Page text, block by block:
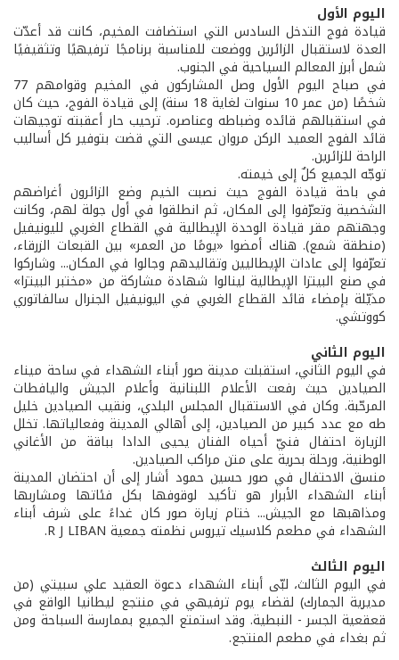
اليوم الأول
قيادة فوج التدخل السادس التي استضافت المخيم، كانت قد أعدّت
العدة لاستقبال الزائرين ووضعت للمناسبة برنامجًا ترفيهيًا وتثقيفيًا
شمل أبرز المعالم السياحية في الجنوب.
في صباح اليوم الأول وصل المشاركون في المخيم وقوامهم 77
شخصًا (من عمر 10 سنوات لغاية 18 سنة) إلى قيادة الفوج، حيث كان
في استقبالهم قائده وضباطه وعناصره. ترحيب حار أعقبته توجيهات
قائد الفوج العميد الركن مروان عيسى التي قضت بتوفير كل أساليب
الراحة للزائرين.
توجّه الجميع كلٌ إلى خيمته.
في باحة قيادة الفوج حيث نصبت الخيم وضع الزائرون أغراضهم
الشخصية وتعرّفوا إلى المكان، ثم انطلقوا في أول جولة لهم، وكانت
وجهتهم مقر قيادة الوحدة الإيطالية في القطاع الغربي لليونيفيل
(منطقة شمع). هناك أمضوا «يومًا من العمر» بين القبعات الزرقاء،
تعرّفوا إلى عادات الإيطاليين وتقاليدهم وجالوا في المكان... وشاركوا
في صنع البيتزا الإيطالية لينالوا شهادة مشاركة من «مختبر البيتزا»
مذيّلة بإمضاء قائد القطاع الغربي في اليونيفيل الجنرال سالفاتوري
كووتشي.
اليوم الثاني
في اليوم الثاني، استقبلت مدينة صور أبناء الشهداء في ساحة ميناء
الصيادين حيث رفعت الأعلام اللبنانية وأعلام الجيش واليافطات
المرحّبة. وكان في الاستقبال المجلس البلدي، ونقيب الصيادين خليل
طه مع عدد كبير من الصيادين، إلى أهالي المدينة وفعالياتها. تخلل
الزيارة احتفال فنيّ أحياه الفنان يحيى الدادا بباقة من الأغاني
الوطنية، ورحلة بحرية على متن مراكب الصيادين.
منسق الاحتفال في صور حسين حمود أشار إلى أن احتضان المدينة
أبناء الشهداء الأبرار هو تأكيد لوقوفها بكل فئاتها ومشاربها
ومذاهبها مع الجيش... ختام زيارة صور كان غداءً على شرف أبناء
الشهداء في مطعم كلاسيك تيروس نظمته جمعية R J LIBAN.
اليوم الثالث
في اليوم الثالث، لبّى أبناء الشهداء دعوة العقيد علي سبيتي (من
مديرية الجمارك) لقضاء يوم ترفيهي في منتجع ليطانيا الواقع في
قعقعية الجسر - النبطية. وقد استمتع الجميع بممارسة السباحة ومن
ثم بغداء في مطعم المنتجع.